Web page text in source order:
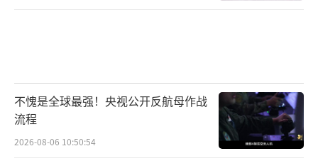
不愧是全球最强！央视公开反航母作战
流程
2026-08-06 10:50:54